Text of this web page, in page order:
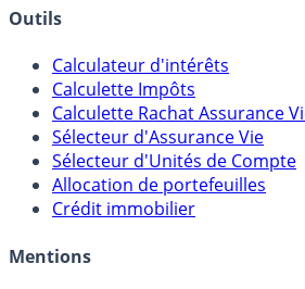
Outils
Calculateur d'intérêts
Calculette Impôts
Calculette Rachat Assurance
Sélecteur d'Assurance Vie
Sélecteur d'Unités de Compte
Allocation de portefeuilles
Crédit immobilier
Mentions